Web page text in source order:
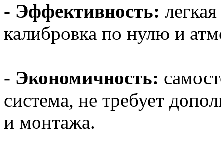
- Эффективность:
калибровка по нулю и
- Экономичность:
система, не требует
и монтажа.